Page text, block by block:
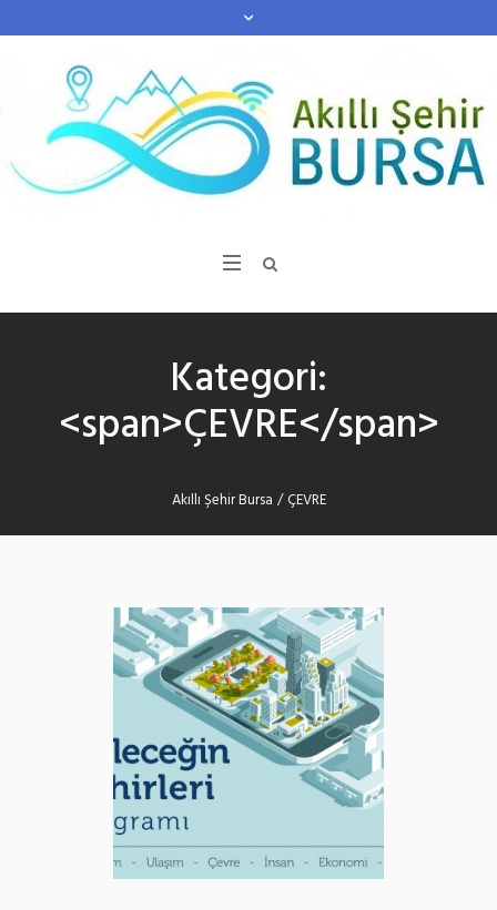
Kategori:
<span>ÇEVRE</span>
Akıllı Şehir Bursa /ÇEVRE